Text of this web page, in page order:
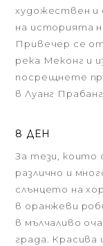
художествен и
на историята
Привечер се
река Меконг и
посрещнете
в Луанг Прабанг.
8 ДЕН
За тези, които
различно и
слънцето на
в оранжеви
в мълчаливо
града. Красива